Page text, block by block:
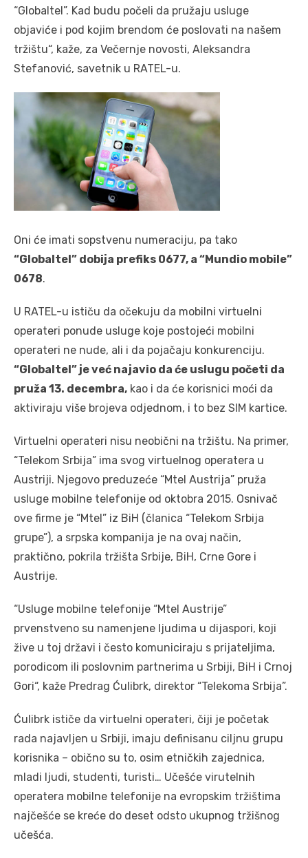
“Globaltel”. Kad budu počeli da pružaju usluge
objaviće i pod kojim brendom će poslovati na našem
tržištu“, kaže, za Večernje novosti, Aleksandra
Stefanović, savetnik u RATEL-u.
Oni će imati sopstvenu numeraciju, pa tako
“Globaltel” dobija prefiks 0677, a “Mundio mobile”
0678.
U RATEL-u ističu da očekuju da mobilni virtuelni
operateri ponude usluge koje postojeći mobilni
operateri ne nude, ali i da pojačaju konkurenciju.
“Globaltel” je već najavio da će uslugu početi da
pruža 13. decembra, kao i da će korisnici moći da
aktiviraju više brojeva odjednom, i to bez SIM kartice.
Virtuelni operateri nisu neobični na tržištu. Na primer,
“Telekom Srbija” ima svog virtuelnog operatera u
Austriji. Njegovo preduzeće “Mtel Austrija” pruža
usluge mobilne telefonije od oktobra 2015. Osnivač
ove firme je “Mtel” iz BiH (članica “Telekom Srbija
grupe”), a srpska kompanija je na ovaj način,
praktično, pokrila tržišta Srbije, BiH, Crne Gore i
Austrije.
“Usluge mobilne telefonije “Mtel Austrije”
prvenstveno su namenjene ljudima u dijaspori, koji
žive u toj državi i često komuniciraju s prijateljima,
porodicom ili poslovnim partnerima u Srbiji, BiH i Crnoj
Gori“, kaže Predrag Ćulibrk, direktor “Telekoma Srbija”.
Ćulibrk ističe da virtuelni operateri, čiji je početak
rada najavljen u Srbiji, imaju definisanu ciljnu grupu
korisnika – obično su to, osim etničkih zajednica,
mladi ljudi, studenti, turisti… Učešće virutelnih
operatera mobilne telefonije na evropskim tržištima
najčešće se kreće do deset odsto ukupnog tržišnog
učešća.